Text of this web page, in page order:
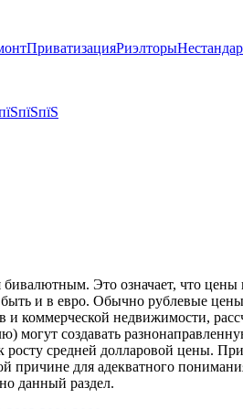
ПриватизацияРиэлторы
Это означает, что цены
быть и в евро. Обычно рублевые
и коммерческой недвижимости,
могут создавать
средней долларовой цены.
причине для адекватного
данный раздел.